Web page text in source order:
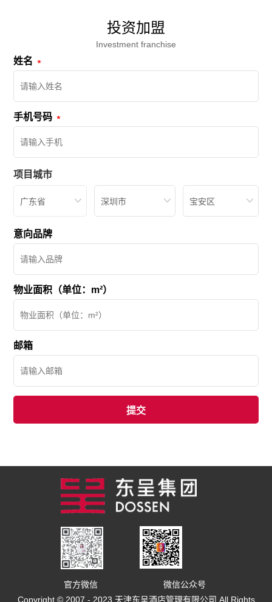
投资加盟
Investment franchise
姓名
手机号码
项目城市
广东省 深圳市 宝安区
意向品牌
物业面积（单位：m²）
邮箱
官方微信
微信公众号
Copyright © 2007 - 2023 天津东呈酒店管理有限公司 All Rights